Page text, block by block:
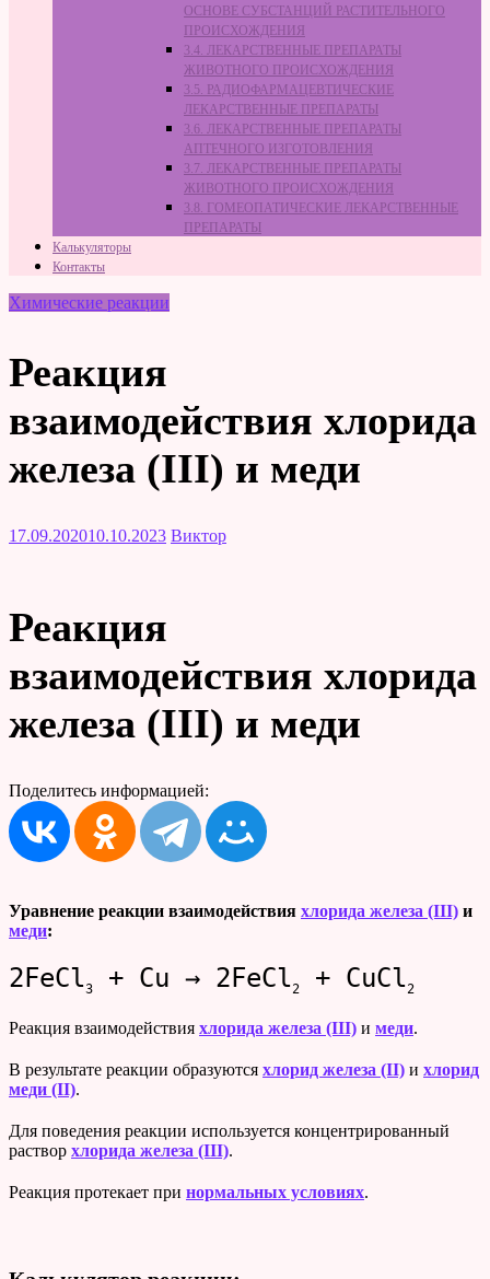
ОСНОВЕ СУБСТАНЦИЙ РАСТИТЕЛЬНОГО
ПРОИСХОЖДЕНИЯ
3.4. ЛЕКАРСТВЕННЫЕ ПРЕПАРАТЫ
ЖИВОТНОГО ПРОИСХОЖДЕНИЯ
3.5. РАДИОФАРМАЦЕВТИЧЕСКИЕ
ЛЕКАРСТВЕННЫЕ ПРЕПАРАТЫ
3.6. ЛЕКАРСТВЕННЫЕ ПРЕПАРАТЫ
АПТЕЧНОГО ИЗГОТОВЛЕНИЯ
3.7. ЛЕКАРСТВЕННЫЕ ПРЕПАРАТЫ
ЖИВОТНОГО ПРОИСХОЖДЕНИЯ
3.8. ГОМЕОПАТИЧЕСКИЕ ЛЕКАРСТВЕННЫЕ
ПРЕПАРАТЫ
Калькуляторы
Контакты
Химические реакции
Реакция
взаимодействия хлорида
железа (III) и меди
17.09.202010.10.2023 Виктор
Реакция
взаимодействия хлорида
железа (III) и меди
Поделитесь информацией:
Уравнение реакции взаимодействия хлорида железа (III) и
меди:
2FeCl3 + Cu → 2FeCl2 + CuCl2
Реакция взаимодействия хлорида железа (III) и меди.
В результате реакции образуются хлорид железа (II) и хлорид
меди (II).
Для поведения реакции используется концентрированный
раствор хлорида железа (III).
Реакция протекает при нормальных условиях.